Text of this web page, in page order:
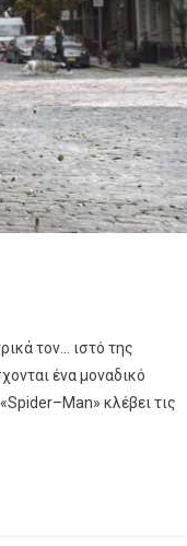
τον… ιστό της
ένα μοναδικό
κλέβει τις